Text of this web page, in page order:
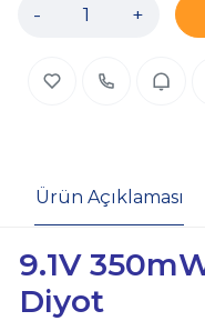
- +
Ürün Açıklaması
9.1V
Diyot